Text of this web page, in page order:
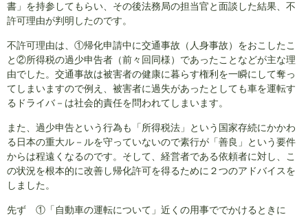
書」を持参してもらい、その後法務局の担当官と面談した結果、不
許可理由が判明したのです。
不許可理由は、①帰化申請中に交通事故（人身事故）をおこしたこ
と②所得税の過少申告者（前々回同様）であったことなどが主な理
由でした。交通事故は被害者の健康に暮らす権利を一瞬にして奪っ
てしまいますので例え、被害者に過失があったとしても車を運転す
るドライバ－は社会的責任を問われてしまいます。
また、過少申告という行為も「所得税法」という国家存続にかかわ
る日本の重大ル－ルを守っていないので素行が「善良」という要件
からは程遠くなるのです。そして、経営者である依頼者に対し、こ
の状況を根本的に改善し帰化許可を得るために２つのアドバイスを
しました。
先ず ①「自動車の運転について」近くの用事ででかけるときに